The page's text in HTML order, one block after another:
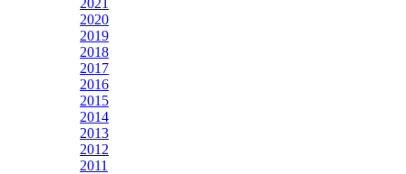
2020
2019
2018
2017
2016
2015
2014
2013
2012
2011